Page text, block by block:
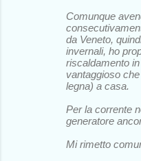
Comunque
da Veneto,
invernali, ho
riscaldamento
vantaggioso
legna) a casa.
Per la corrente
generatore
Mi rimetto